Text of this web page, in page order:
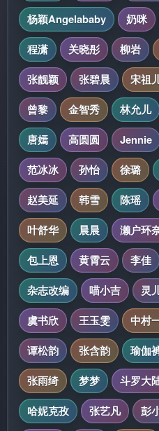
杨颖Angelababy
奶咪
程潇
关晓彤 柳岩
张靓颖
张碧晨 宋祖
曾黎
金智秀 林允儿
唐嫣
高圆圆 Jennie
范冰冰
孙怡 徐璐
赵美延
韩雪 陈瑶
叶舒华
晨晨 濑户环
包上恩
黄霄云 李佳
杂志改编
喵小吉 灵
虞书欣
王玉雯 中村
谭松韵
张含韵 瑜伽
张雨绮
梦梦 斗罗大
哈妮克孜
张艺凡 彭